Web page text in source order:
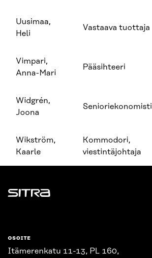
Uusimaa,
Heli
Vastaava tuottaja
Vimpari,
Anna-Mari
Pääsihteeri
Widgrén,
Joona
Senioriekonomisti
Wikström,
Kaarle
Kommodori,
viestintäjohtaja
Sitra
OSOITE
Itämerenkatu 11-13, PL 160,